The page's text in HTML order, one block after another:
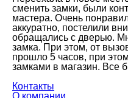
сменить замки, были
мастера. Очень
аккуратно, постелили
обращались с дверью.
замка. При этом, от
прошло 5 часов, при
замками в магазин. Все
Контакты